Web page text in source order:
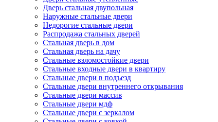
Дверь стальная двупольная
Наружные стальные двери
Недорогие стальные двери
Распродажа стальных дверей
Стальная дверь в дом
Стальная дверь на дачу
Стальные взломостойкие двери
Стальные входные двери в квартиру
Стальные двери в подъезд
Стальные двери внутреннего открывания
Стальные двери массив
Стальные двери мдф
Стальные двери с зеркалом